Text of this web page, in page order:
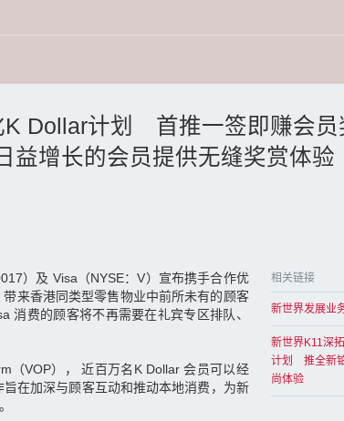
K Dollar计划 首推一签即赚会员
益增长的会员提供无缝奖赏体验
）及 Visa（NYSE：V）宣布携手合作优
来香港同类型零售物业中前所未有的顾客
消费的顾客将不再需要在礼宾专区排队、
（VOP）， 近百万名K Dollar 会员可以经
在加深与顾客互动和推动本地消费，为新
相关链接
新世界发展业
新世界K11深
计划 推全新
尚体验